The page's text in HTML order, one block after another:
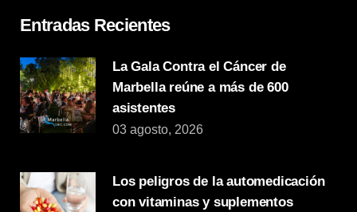
Entradas Recientes
La Gala Contra el Cáncer de
Marbella reúne a más de 600
asistentes
03 agosto, 2026
Los peligros de la automedicación
con vitaminas y suplementos